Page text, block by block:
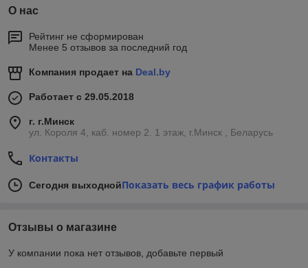
О нас
Рейтинг не сформирован
Менее 5 отзывов за последний год
Компания продает на Deal.by
Работает с 29.05.2018
г. г.Минск
ул. Короля 4, каб. номер 2. 1 этаж, г.Минск , Беларусь
Контакты
Сегодня выходнойПоказать весь график работы
Отзывы о магазине
У компании пока нет отзывов, добавьте первый